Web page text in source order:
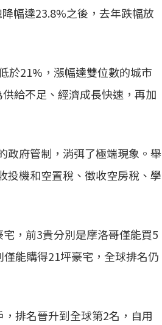
幅達23.8%之後，去年跌幅放
於21%，漲幅達雙位數的城市
給不足、經濟成長快速，再加
政府管制，消弭了極端現象。舉
投機和空置稅、徵收空房稅、學
，前3貴分別是摩洛哥僅能買5
能購得21坪豪宅，全球排名仍
排名晉升到全球第2名，自用